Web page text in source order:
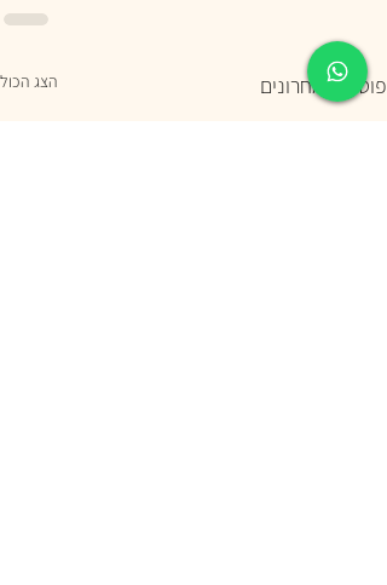
פוסטים אחרונים הצג הכול